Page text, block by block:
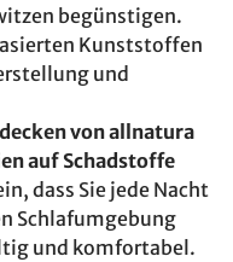
begünstigen.
Kunststoffen
und
von allnatura
auf Schadstoffe
dass Sie jede Nacht
Schlafumgebung
und komfortabel.